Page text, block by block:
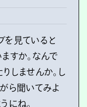
を見ていると
すか。なんで
しませんか。し
ら聞いてみよ
にね。